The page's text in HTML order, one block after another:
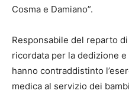
Cosma e Damiano”.
Responsabile del reparto
ricordata per la dedizione
hanno contraddistinto
medica al servizio dei